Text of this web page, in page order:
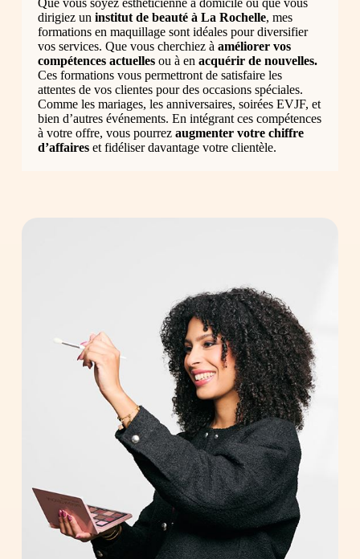
Que vous soyez esthéticienne à domicile ou que vous
dirigiez un institut de beauté à La Rochelle, mes
formations en maquillage sont idéales pour diversifier
vos services. Que vous cherchiez à améliorer vos
compétences actuellesou à en acquérir de nouvelles.
Ces formations vous permettront de satisfaire les
attentes de vos clientes pour des occasions spéciales.
Comme les mariages, les anniversaires, soirées EVJF, et
bien d’autres événements. En intégrant ces compétences
à votre offre, vous pourrez augmenter votre chiffre
d’affaireset fidéliser davantage votre clientèle.